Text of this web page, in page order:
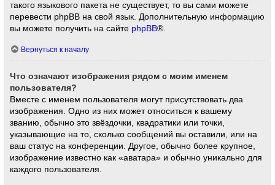
такого языкового пакета не существует, то вы сами можете
перевести phpBB на свой язык. Дополнительную информацию
вы можете получить на сайте phpBB®.
Вернуться к началу
Что означают изображения рядом с моим именем
пользователя?
Вместе с именем пользователя могут присутствовать два
изображения. Одно из них может относиться к вашему
званию, обычно это звёздочки, квадратики или точки,
указывающие на то, сколько сообщений вы оставили, или на
ваш статус на конференции. Другое, обычно более крупное,
изображение известно как «аватара» и обычно уникально для
каждого пользователя.